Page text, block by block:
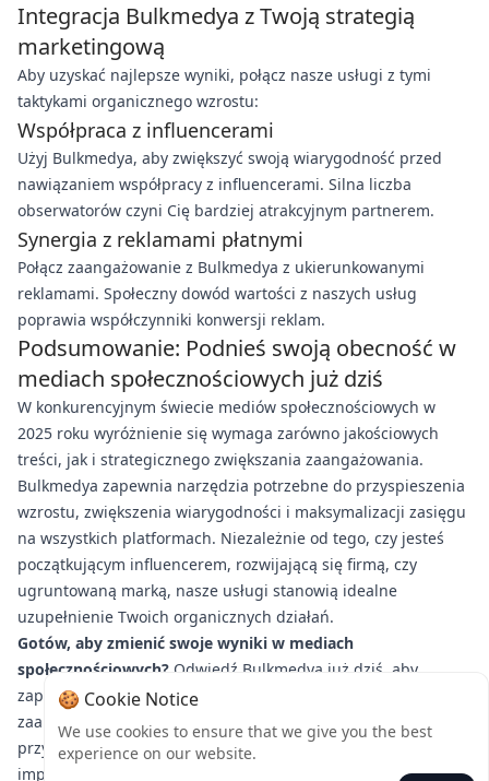
Integracja Bulkmedya z Twoją strategią
marketingową
Aby uzyskać najlepsze wyniki, połącz nasze usługi z tymi
taktykami organicznego wzrostu:
Współpraca z influencerami
Użyj Bulkmedya, aby zwiększyć swoją wiarygodność przed
nawiązaniem współpracy z influencerami. Silna liczba
obserwatorów czyni Cię bardziej atrakcyjnym partnerem.
Synergia z reklamami płatnymi
Połącz zaangażowanie z Bulkmedya z ukierunkowanymi
reklamami. Społeczny dowód wartości z naszych usług
poprawia współczynniki konwersji reklam.
Podsumowanie: Podnieś swoją obecność w
mediach społecznościowych już dziś
W konkurencyjnym świecie mediów społecznościowych w
2025 roku wyróżnienie się wymaga zarówno jakościowych
treści, jak i strategicznego zwiększania zaangażowania.
Bulkmedya zapewnia narzędzia potrzebne do przyspieszenia
wzrostu, zwiększenia wiarygodności i maksymalizacji zasięgu
na wszystkich platformach. Niezależnie od tego, czy jesteś
początkującym influencerem, rozwijającą się firmą, czy
ugruntowaną marką, nasze usługi stanowią idealne
uzupełnienie Twoich organicznych działań.
Gotów, aby zmienić swoje wyniki w mediach
społecznościowych? Odwiedź Bulkmedya już dziś, aby
zapoznać się z naszą ofertą rozwiązań zwiększających
zaangażowanie i zacząć widzieć realne rezultaty. Nasza
przyjazna dla użytkownika platforma ułatwia uzyskanie
impulsu widoczności, na który zasługują Twoje profile.
🍪 Cookie Notice
We use cookies to ensure that we give you the best
experience on our website.